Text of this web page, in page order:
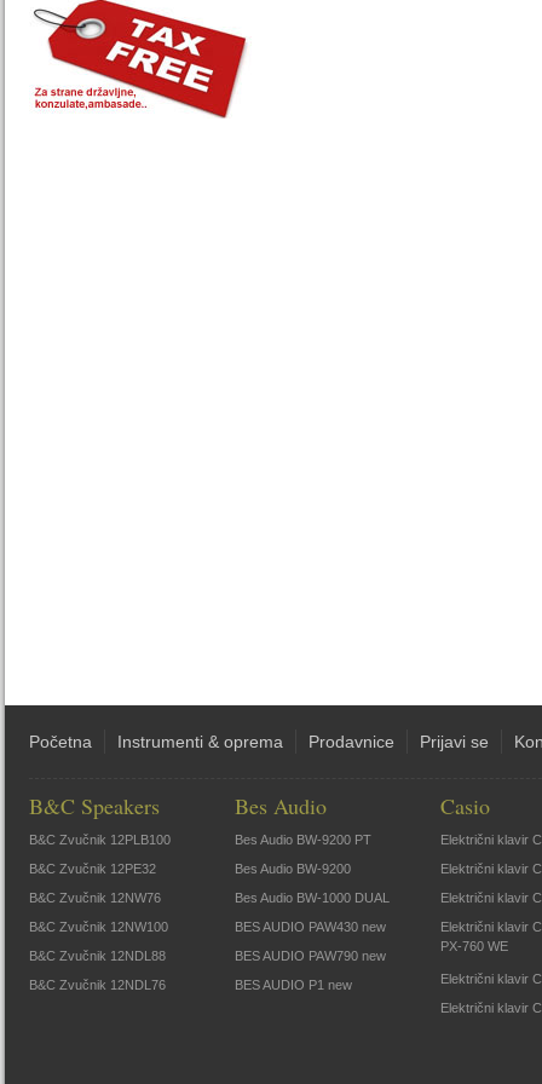
Početna Instrumenti & oprema Prodavnice Prijavi se
B&C Speakers
B&C Zvučnik 12PLB100
B&C Zvučnik 12PE32
B&C Zvučnik 12NW76
B&C Zvučnik 12NW100
B&C Zvučnik 12NDL88
B&C Zvučnik 12NDL76
Bes Audio
Bes Audio BW-9200 PT
Bes Audio BW-9200
Bes Audio BW-1000 DUAL
BES AUDIO PAW430 new
BES AUDIO PAW790 new
BES AUDIO P1 new
Casio
Električni klavir
Električni klavir
Električni klavir
Električni klavir
PX-760 WE
Električni klavir
Električni klavir